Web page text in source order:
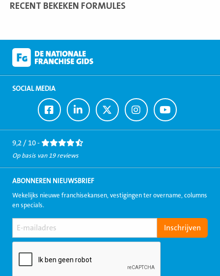
RECENT BEKEKEN FORMULES
SOCIAL MEDIA
Ga
naar
Facebook
Ga
naar
LinkedIn
Ga
naar
Twitter
Ga
naar
Instagram
Ga
naar
Youtube
9,2 / 10 -
Op basis van 19 reviews
ABONNEREN NIEUWSBRIEF
Wekelijks nieuwe franchisekansen, vestigingen ter overname, columns
en specials.